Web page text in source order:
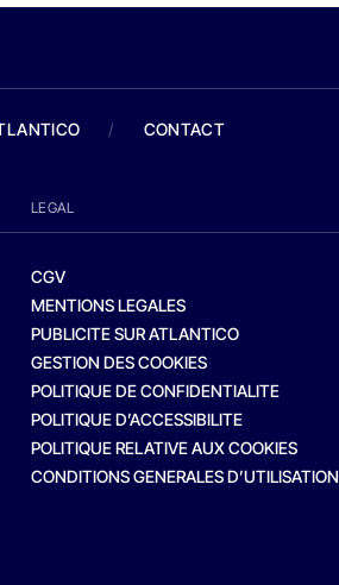
/ CONTACT
LEGAL
CGV
MENTIONS LEGALES
PUBLICITE SUR ATLANTICO
GESTION DES COOKIES
POLITIQUE DE CONFIDENTIALITE
POLITIQUE D’ACCESSIBILITE
POLITIQUE RELATIVE AUX COOKIES
CONDITIONS GENERALES D’UTILISATION